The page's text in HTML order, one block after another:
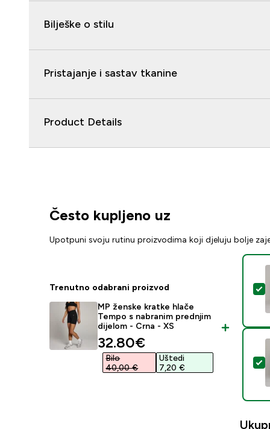
Bilješke o stilu
Pristajanje i sastav tkanine
Product Details
Često kupljeno uz
Upotpuni svoju rutinu proizvodima koji djeluju bolje
Trenutno odabrani proizvod
MP ženske kratke hlače
Tempo s nabranim prednjim
dijelom - Crna - XS
discounted price
32.80€‎
Bilo
40,00 €‎
Uštedi
7,20 €‎